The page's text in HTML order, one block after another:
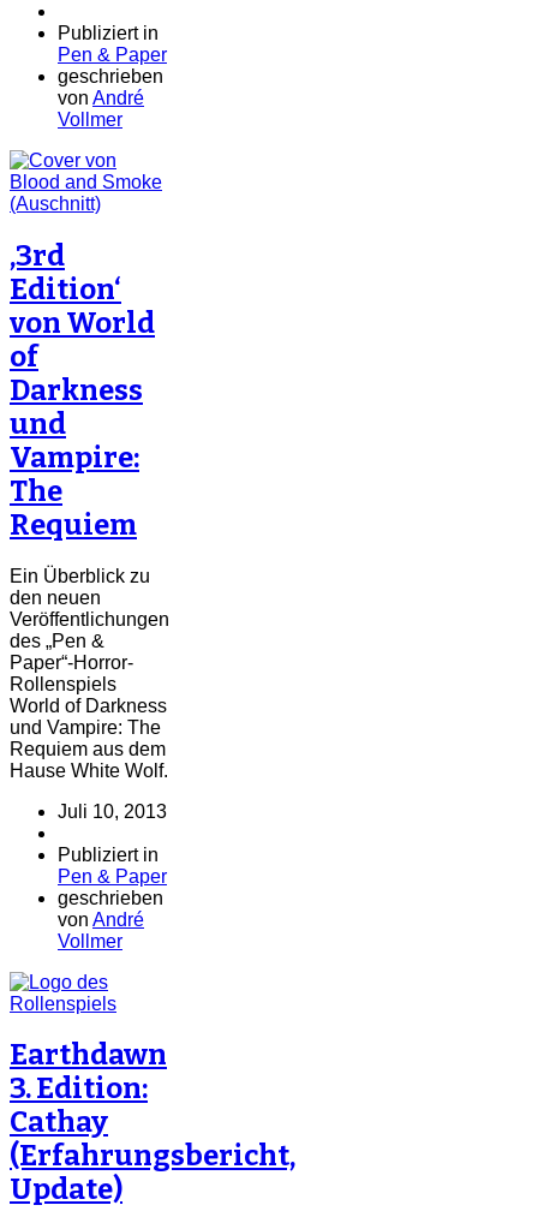
Publiziert in
Pen & Paper
geschrieben
von André
Vollmer
‚3rd
Edition‘
von World
of
Darkness
und
Vampire:
The
Requiem
Ein Überblick zu
den neuen
Veröffentlichungen
des „Pen &
Paper“-Horror-
Rollenspiels
World of Darkness
und Vampire: The
Requiem aus dem
Hause White Wolf.
Juli 10, 2013
Publiziert in
Pen & Paper
geschrieben
von André
Vollmer
Earthdawn
3. Edition:
Cathay
(Erfahrungsbericht,
Update)